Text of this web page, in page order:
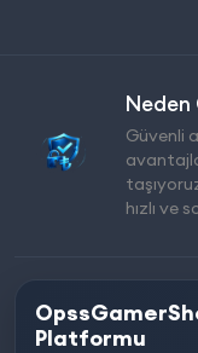
Neden
Güvenli
hızlı ve
Platformu